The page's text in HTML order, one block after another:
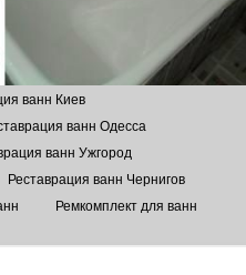
ванн Киев
ванн Одесса
ванн Ужгород
Реставрация ванн Чернигов
Ремкомплект для ванн